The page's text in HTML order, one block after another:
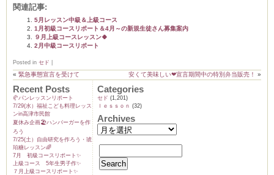
関連記事:
5月レッスン中級＆上級コース
1月初級コースリポート＆4月～の新規生徒さん募集案内
９月上級コースレッスン🍀
2月中級コースリポート
Posted in セド
« 緊急事態宣言を受けて 安くて美味しい❤宣言期間中の特別弁当販売！ »
Recent Posts
🥐パンレッスンリポート
7/29(水）福祉こども料理レッス
ンin高津市民館
夏休み企画🏖️ハンバーガーを作
ろう
7/25(土）自由研究を作ろう・琥
珀糖レッスン🌈
7月 初級コースリポート✨️
上級コース 5年生男子作✨️
７月上級コースリポート✨️
Categories
セド (1,201)
ｌｅｓｓｏｎ (32)
Archives